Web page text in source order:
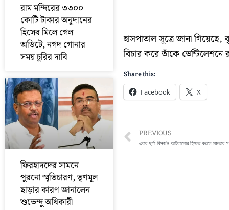
রাম মন্দিরের ৩৩০০
কোটি টাকার অনুদানের
হিসেব মিলে গেল
অডিটে, নগদ গোনার
সময় চুরির দাবি
ফিরহাদদের সামনে
পুরনো স্মৃতিচারণ, তৃণমূল
ছাড়ার কারণ জানালেন
শুভেন্দু অধিকারী
হাসপাতাল সূত্রে জানা গিয়েছে,
বিচার করে তাঁকে ভেন্টিলেশনে
Share this:
Facebook X
Prev
PREVIOUS